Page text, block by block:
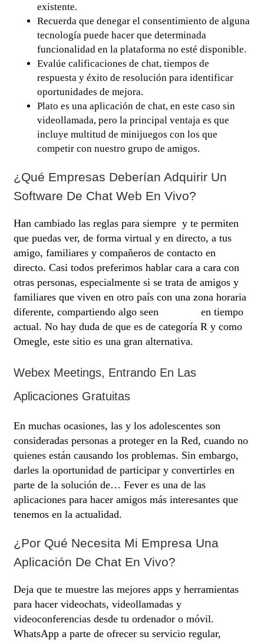
existente.
Recuerda que denegar el consentimiento de alguna
tecnología puede hacer que determinada
funcionalidad en la plataforma no esté disponible.
Evalúe calificaciones de chat, tiempos de
respuesta y éxito de resolución para identificar
oportunidades de mejora.
Plato es una aplicación de chat, en este caso sin
videollamada, pero la principal ventaja es que
incluye multitud de minijuegos con los que
competir con nuestro grupo de amigos.
¿qué Empresas Deberían Adquirir Un
Software De Chat Web En Vivo?
Han cambiado las reglas para siempre y te permiten
que puedas ver, de forma virtual y en directo, a tus
amigo, familiares y compañeros de contacto en
directo. Casi todos preferimos hablar cara a cara con
otras personas, especialmente si se trata de amigos y
familiares que viven en otro país con una zona horaria
diferente, compartiendo algo seen
en tiempo
actual. No hay duda de que es de categoría R y como
Omegle, este sitio es una gran alternativa.
Webex Meetings, Entrando En Las
Aplicaciones Gratuitas
En muchas ocasiones, las y los adolescentes son
consideradas personas a proteger en la Red, cuando no
quienes están causando los problemas. Sin embargo,
darles la oportunidad de participar y convertirles en
parte de la solución de… Fever es una de las
aplicaciones para hacer amigos más interesantes que
tenemos en la actualidad.
¿por Qué Necesita Mi Empresa Una
Aplicación De Chat En Vivo?
Deja que te muestre las mejores apps y herramientas
para hacer videochats, videollamadas y
videoconferencias desde tu ordenador o móvil.
WhatsApp a parte de ofrecer su servicio regular,